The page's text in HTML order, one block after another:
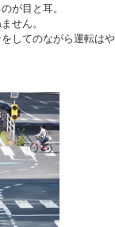
が目と耳。
せん。
してのながら運転は